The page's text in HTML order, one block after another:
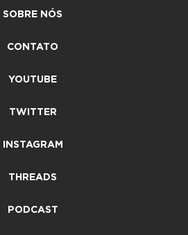
SOBRE NÓS
CONTATO
YOUTUBE
TWITTER
INSTAGRAM
THREADS
PODCAST